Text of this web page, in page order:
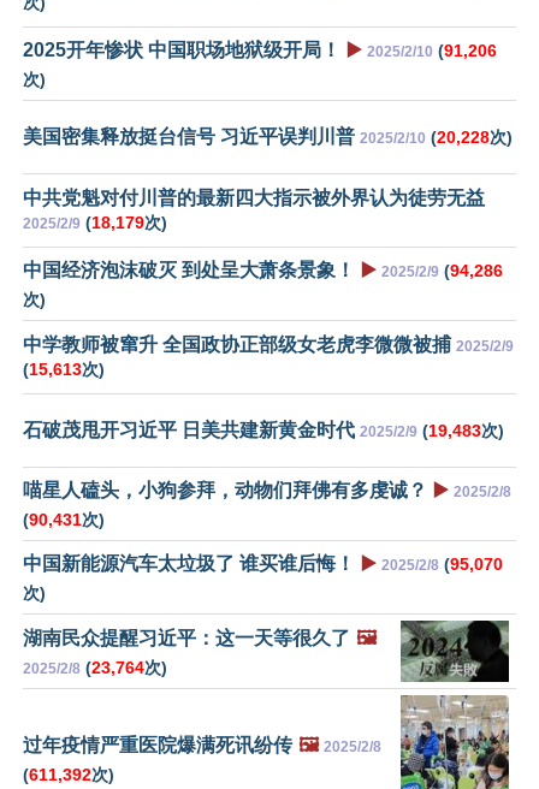
2025开年惨状 中国职场地狱级开局！ ▶️ 2025/2/10 (91,206
次)
美国密集释放挺台信号 习近平误判川普 2025/2/10 (20,228次)
中共党魁对付川普的最新四大指示被外界认为徒劳无益
2025/2/9 (18,179次)
中国经济泡沫破灭 到处呈大萧条景象！ ▶️ 2025/2/9 (94,286
次)
中学教师被窜升 全国政协正部级女老虎李微微被捕 2025/2/9
(15,613次)
石破茂甩开习近平 日美共建新黄金时代 2025/2/9 (19,483次)
喵星人磕头，小狗参拜，动物们拜佛有多虔诚？ ▶️ 2025/2/8
(90,431次)
中国新能源汽车太垃圾了 谁买谁后悔！ ▶️ 2025/2/8 (95,070
次)
湖南民众提醒习近平：这一天等很久了 🖼️
2025/2/8 (23,764次)
过年疫情严重医院爆满死讯纷传 🖼️ 2025/2/8
(611,392次)